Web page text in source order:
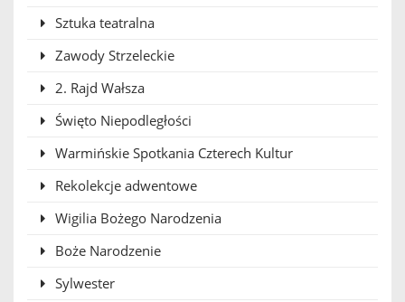
Sztuka teatralna
Zawody Strzeleckie
2. Rajd Wałsza
Święto Niepodległości
Warmińskie Spotkania Czterech Kultur
Rekolekcje adwentowe
Wigilia Bożego Narodzenia
Boże Narodzenie
Sylwester